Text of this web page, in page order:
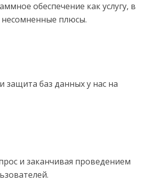
обеспечение как услугу, в
плюсы.
защита баз данных у нас на
и заканчивая проведением